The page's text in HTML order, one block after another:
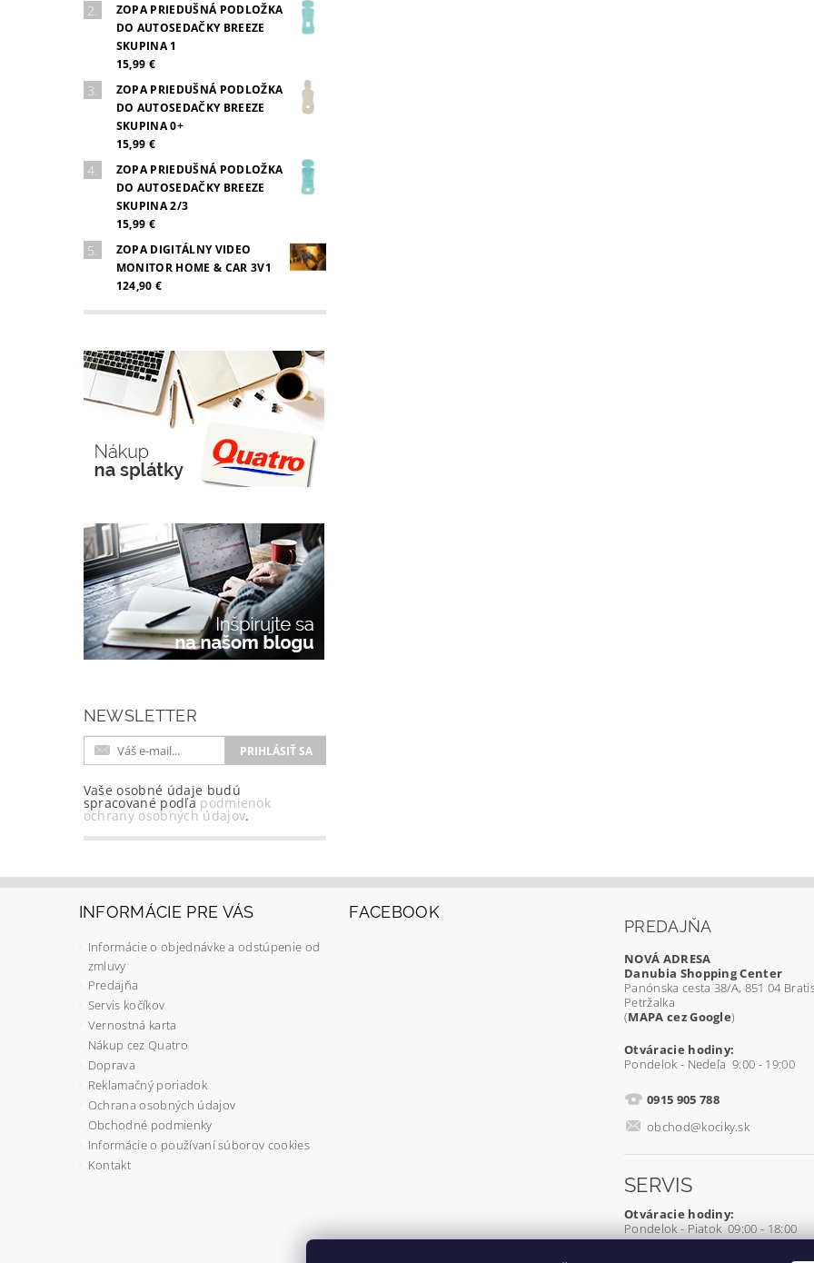
ZOPA PRIEDUŠNÁ PODLOŽKA
DO AUTOSEDAČKY BREEZE
SKUPINA 1
15,99 €
ZOPA PRIEDUŠNÁ PODLOŽKA
DO AUTOSEDAČKY BREEZE
SKUPINA 0+
15,99 €
ZOPA PRIEDUŠNÁ PODLOŽKA
DO AUTOSEDAČKY BREEZE
SKUPINA 2/3
15,99 €
ZOPA DIGITÁLNY VIDEO
MONITOR HOME & CAR 3V1
124,90 €
NEWSLETTER
Vaše osobné údaje budú
spracované podľa podmienok
ochrany osobných údajov.
INFORMÁCIE PRE VÁS
Informácie o objednávke a odstúpenie od
zmluvy
Predajňa
Servis kočíkov
Vernostná karta
Nákup cez Quatro
Doprava
Reklamačný poriadok
Ochrana osobných údajov
Obchodné podmienky
Informácie o používaní súborov cookies
Kontakt
FACEBOOK
PREDAJŇA
NOVÁ ADRESA
Danubia Shopping Center
Panónska cesta 38/A, 851 04
Petržalka
(MAPA cez Google)
Otváracie hodiny:
Pondelok - Nedeľa 9:00 - 19:00
0915 905 788
obchod@kociky.sk
SERVIS
Otváracie hodiny:
Pondelok - Piatok 09:00 - 18:00